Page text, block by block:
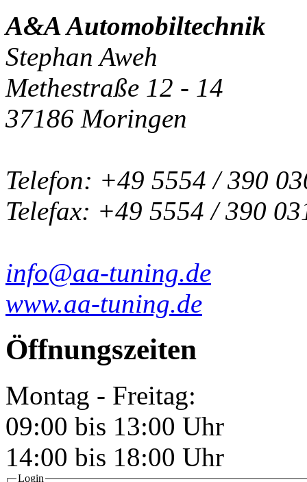
A&A Automobiltechnik
Stephan Aweh
Methestraße 12 - 14
37186 Moringen
Telefon: +49 5554 / 390
Telefax: +49 5554 / 390
info@aa-tuning.de
www.aa-tuning.de
Öffnungszeiten
Montag - Freitag:
09:00 bis 13:00 Uhr
14:00 bis 18:00 Uhr
Login